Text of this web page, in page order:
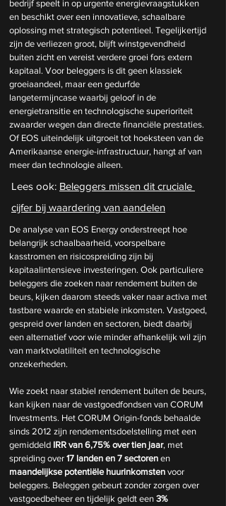
bedrijf speelt in op urgente energievraagstukken
en beschikt over een innovatieve, schaalbare
oplossing met strategisch potentieel. Tegelijkertijd
zijn de verliezen groot, blijft winstgevendheid
buiten zicht en vereist verdere groei fors extern
kapitaal. Voor beleggers is dit geen klassiek
groeiaandeel, maar een gedurfde
langetermijncase waarbij geloof in de
energietransitie en technologische superioriteit
zwaarder wegen dan directe financiële prestaties.
Of EOS uiteindelijk uitgroeit tot hoeksteen van de
Amerikaanse energie-infrastructuur, hangt af van
meer dan technologie alleen.
Lees ook: Beleggers missen dit cruciale
cijfer bij waardering van aandelen
De analyse van EOS Energy onderstreept hoe
belangrijk schaalbaarheid, voorspelbare
kasstromen en risicospreiding zijn bij
kapitaalintensieve investeringen. Ook particuliere
beleggers die zoeken naar rendement buiten de
beurs, kijken daarom steeds vaker naar activa met
tastbare waarde en stabiele inkomsten. Vastgoed,
gespreid over landen en sectoren, biedt daarbij
een alternatief voor wie minder afhankelijk wil zijn
van marktvolatiliteit en technologische
onzekerheden.
Wie zoekt naar stabiel rendement buiten de beurs,
kan kijken naar de vastgoedfondsen van CORUM
Investments. Het CORUM Origin-fonds behaalde
sinds 2012 zijn rendementsdoelstelling met een
gemiddeld IRR van 6,75% over tien jaar, met
spreiding over 17 landen en 7 sectoren en
maandelijkse potentiële huurinkomsten voor
beleggers. Beleggen gebeurt zonder zorgen over
vastgoedbeheer en tijdelijk geldt een 3%